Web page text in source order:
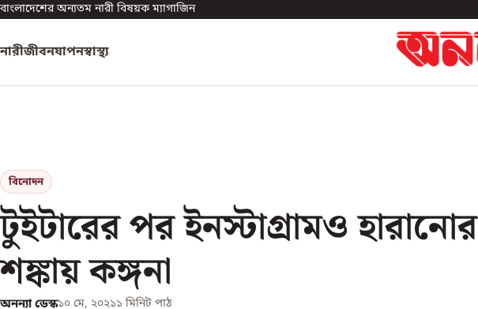
বাংলাদেশের অন্যতম নারী বিষয়ক ম্যাগাজিন
নারীজীবনযাপনস্বাস্থ্য
বিনোদন
টুইটারের পর ইনস্টাগ্রামও হারানোর
শঙ্কায় কঙ্গনা
অনন্যা ডেস্ক১০ মে, ২০২১১ মিনিট পাঠ